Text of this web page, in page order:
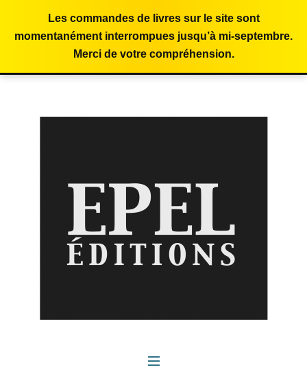
Les commandes de livres sur le site sont
momentanément interrompues jusqu’à mi-septembre.
Merci de votre compréhension.